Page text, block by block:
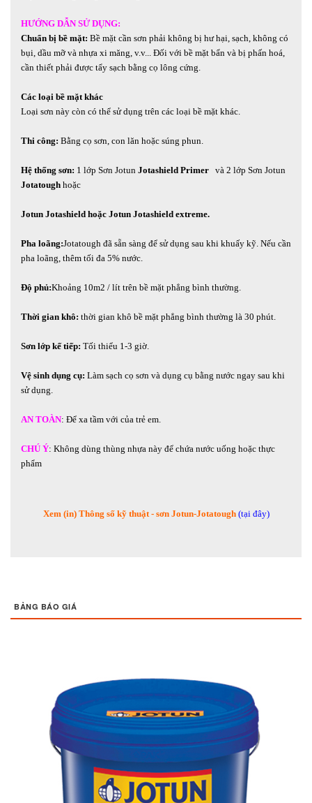
HƯỚNG DẪN SỬ DỤNG:
Chuẩn bị bề mặt: Bề mặt cần sơn phải không bị hư hại, sạch, không có
bụi, dầu mỡ và nhựa xi măng, v.v... Đối với bề mặt bẩn và bị phấn hoá,
cần thiết phải được tẩy sạch bằng cọ lông cứng.
Các loại bề mặt khác
Loại sơn này còn có thể sử dụng trên các loại bề mặt khác.
Thi công: Bằng cọ sơn, con lăn hoặc súng phun.
Hệ thống sơn: 1 lớp Sơn Jotun Jotashield Primer và 2 lớp Sơn Jotun
Jotatough hoặc
Jotun Jotashield hoặc Jotun Jotashield extreme.
Pha loãng:Jotatough đã sẵn sàng để sử dụng sau khi khuấy kỹ. Nếu cần
pha loãng, thêm tối đa 5% nước.
Độ phủ:Khoảng 10m2 / lít trên bề mặt phẳng bình thường.
Thời gian khô: thời gian khô bề mặt phẳng bình thường là 30 phút.
Sơn lớp kế tiếp: Tối thiểu 1-3 giờ.
Vệ sinh dụng cụ: Làm sạch cọ sơn và dụng cụ bằng nước ngay sau khi
sử dụng.
AN TOÀN: Để xa tầm với của trẻ em.
CHÚ Ý: Không dùng thùng nhựa này để chứa nước uống hoặc thực
phẩm
Xem (in) Thông số kỹ thuật - sơn Jotun-Jotatough(tại đây)
BẢNG BÁO GIÁ